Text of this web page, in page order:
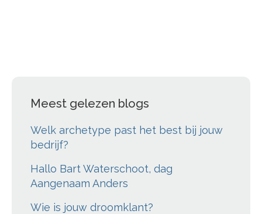
Meest gelezen blogs
Welk archetype past het best bij jouw
bedrijf?
Hallo Bart Waterschoot, dag
Aangenaam Anders
Wie is jouw droomklant?